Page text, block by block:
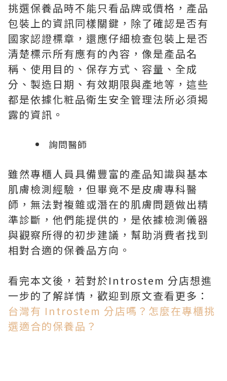
挑選保養品時不能只看品牌或價格，產品
包裝上的資訊同樣關鍵，除了確認是否有
國家認證標章，還應仔細檢查包裝上是否
清楚標示所有應有的內容，像是產品名
稱、使用目的、保存方式、容量、全成
分、製造日期、有效期限與產地等，這些
都是依據化粧品衛生安全管理法所必須揭
露的資訊。
詢問醫師
雖然專櫃人員具備豐富的產品知識與基本
肌膚檢測經驗，但畢竟不是皮膚專科醫
師，無法對複雜或潛在的肌膚問題做出精
準診斷，他們能提供的，是依據檢測儀器
與觀察所得的初步建議，幫助消費者找到
相對合適的保養品方向。
看完本文後，若對於Introstem 分店想進
一步的了解詳情，歡迎到原文查看更多：
台灣有 Introstem 分店嗎？怎麼在專櫃挑
選適合的保養品？